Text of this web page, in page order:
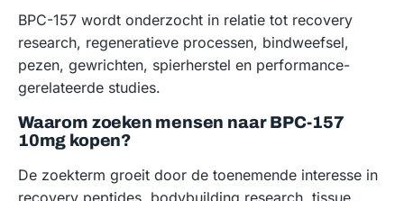
BPC-157 wordt onderzocht in relatie tot recovery
research, regeneratieve processen, bindweefsel,
pezen, gewrichten, spierherstel en performance-
gerelateerde studies.
Waarom zoeken mensen naar BPC-157
10mg kopen?
De zoekterm groeit door de toenemende interesse in
recovery peptides, bodybuilding research, tissue